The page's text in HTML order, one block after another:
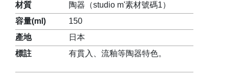
材質
陶器（studio m'素材號碼1）
容量(ml)
150
產地
日本
標註
有貫入、流釉等陶器特色。